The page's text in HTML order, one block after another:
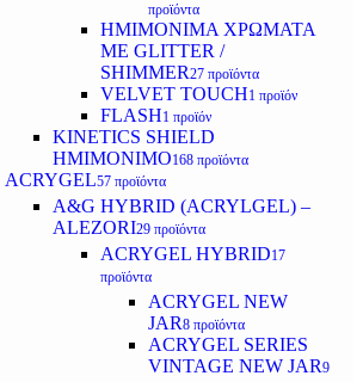
προϊόντα
ΗΜΙΜΟΝΙΜA ΧΡΩΜΑΤΑ
ΜΕ GLITTER /
SHIMMER27 προϊόντα
VELVET TOUCH1 προϊόν
FLASH1 προϊόν
KINETICS SHIELD
ΗΜΙΜΟΝΙΜΟ168 προϊόντα
ACRYGEL57 προϊόντα
A&G HYBRID (ACRYLGEL) –
ALEZORI29 προϊόντα
ACRYGEL HYBRID17
προϊόντα
ACRYGEL NEW
JAR8 προϊόντα
ACRYGEL SERIES
VINTAGE NEW JAR9